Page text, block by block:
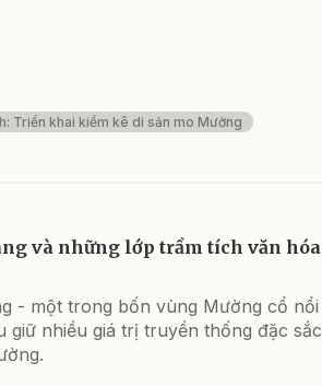
Triển khai kiểm kê di sản mo Mường
và những lớp trầm tích văn hóa
- một trong bốn vùng Mường cổ nổi
giữ nhiều giá trị truyền thống đặc sắc